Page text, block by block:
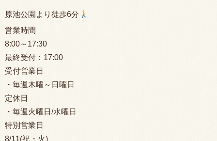
原池公園より徒歩6分
営業時間
8:00～17:30
最終受付： 17:00
受付営業日
・毎週木曜～日曜日
定休日
・毎週火曜日/水曜日
特別営業日
8/11(祝・火)